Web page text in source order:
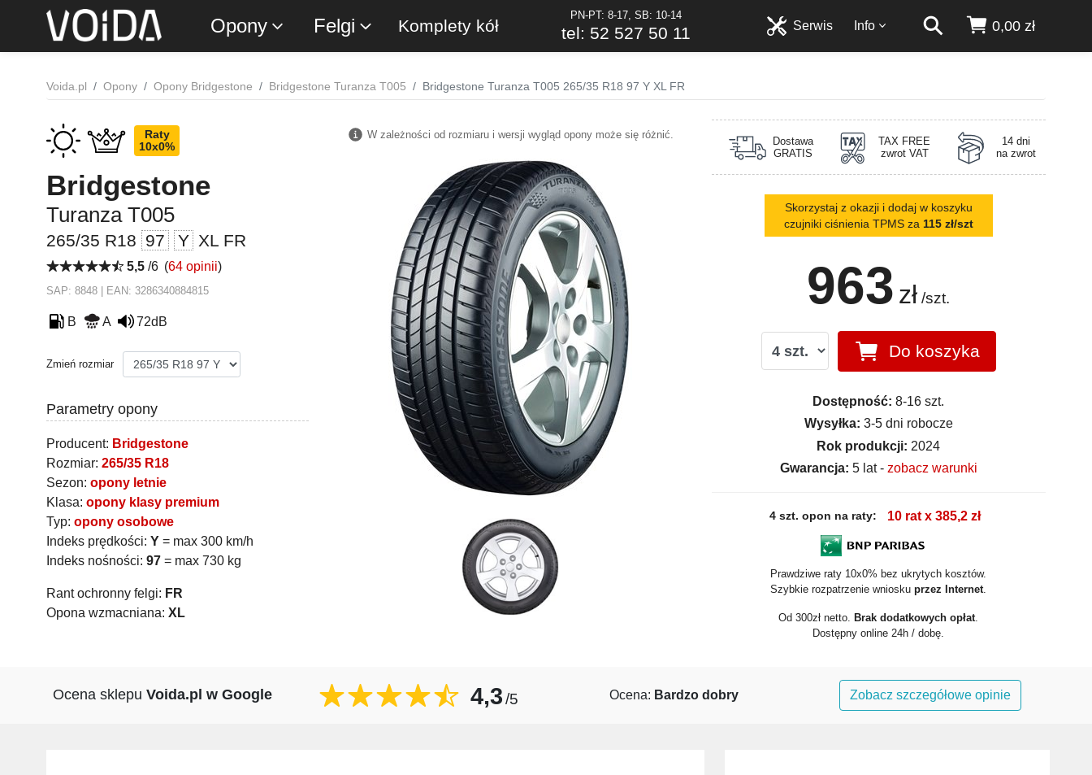
Opony Felgi Komplety kół
PN-PT: 8-17, SB: 10-14
tel: 52 527 50 11 0,00 zł
Info
Serwis
Voida.pl Opony Opony Bridgestone Bridgestone Turanza T005 Bridgestone Turanza T005 265/35 R18 97 Y XL FR
Raty
10x0%
Bridgestone
Turanza T005
265/35 R18 97 Y XL FR
5,5 /6 (64 opinii)
SAP: 8848 | EAN: 3286340884815
B A 72dB
Zmień rozmiar
Parametry opony
Producent: Bridgestone
Rozmiar: 265/35 R18
Sezon: opony letnie
Klasa: opony klasy premium
Typ: opony osobowe
Indeks prędkości: Y = max 300 km/h
Indeks nośności: 97 = max 730 kg
Rant ochronny felgi: FR
Opona wzmacniana: XL
W zależności od rozmiaru i wersji wygląd opony może się różnić.
Dostawa
GRATIS
TAX FREE
zwrot VAT
14 dni
na zwrot
Skorzystaj z okazji i dodaj w koszyku
czujniki ciśnienia TPMS za 115 zł/szt
963 zł /szt.
Do koszyka
Dostępność: 8-16 szt.
Wysyłka: 3-5 dni robocze
Rok produkcji: 2024
Gwarancja: 5 lat - zobacz warunki
4 szt. opon na raty: 10 rat x 385,2 zł
Prawdziwe raty 10x0% bez ukrytych kosztów.
Szybkie rozpatrzenie wnioskuprzez Internet
Od 300zł netto. Brak dodatkowych opłat
Dostępny online 24h / dobę.
Ocena sklepu Voida.pl w Google 4,3/5 Ocena: Bardzo dobry Zobacz szczegółowe opinie